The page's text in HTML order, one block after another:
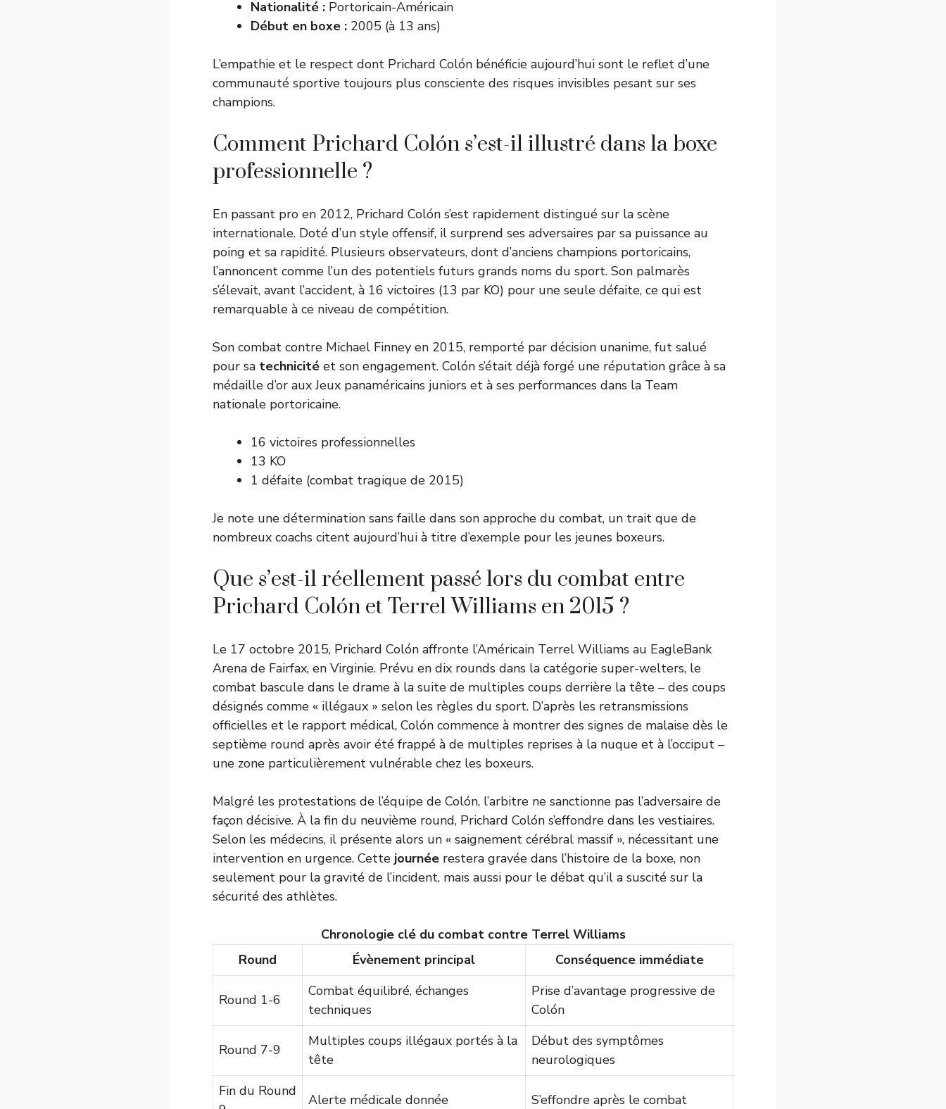
Nationalité : Portoricain-Américain
Début en boxe : 2005 (à 13 ans)
L’empathie et le respect dont Prichard Colón bénéficie aujourd’hui sont le reflet d’une
communauté sportive toujours plus consciente des risques invisibles pesant sur ses
champions.
Comment Prichard Colón s’est-il illustré dans la boxe
professionnelle ?
En passant pro en 2012, Prichard Colón s’est rapidement distingué sur la scène
internationale. Doté d’un style offensif, il surprend ses adversaires par sa puissance au
poing et sa rapidité. Plusieurs observateurs, dont d’anciens champions portoricains,
l’annoncent comme l’un des potentiels futurs grands noms du sport. Son palmarès
s’élevait, avant l’accident, à 16 victoires (13 par KO) pour une seule défaite, ce qui est
remarquable à ce niveau de compétition.
Son combat contre Michael Finney en 2015, remporté par décision unanime, fut salué
pour sa technicité et son engagement. Colón s’était déjà forgé une réputation grâce à sa
médaille d’or aux Jeux panaméricains juniors et à ses performances dans la Team
nationale portoricaine.
16 victoires professionnelles
13 KO
1 défaite (combat tragique de 2015)
Je note une détermination sans faille dans son approche du combat, un trait que de
nombreux coachs citent aujourd’hui à titre d’exemple pour les jeunes boxeurs.
Que s’est-il réellement passé lors du combat entre
Prichard Colón et Terrel Williams en 2015 ?
Le 17 octobre 2015, Prichard Colón affronte l’Américain Terrel Williams au EagleBank
Arena de Fairfax, en Virginie. Prévu en dix rounds dans la catégorie super-welters, le
combat bascule dans le drame à la suite de multiples coups derrière la tête – des coups
désignés comme « illégaux » selon les règles du sport. D’après les retransmissions
officielles et le rapport médical, Colón commence à montrer des signes de malaise dès le
septième round après avoir été frappé à de multiples reprises à la nuque et à l’occiput –
une zone particulièrement vulnérable chez les boxeurs.
Malgré les protestations de l’équipe de Colón, l’arbitre ne sanctionne pas l’adversaire de
façon décisive. À la fin du neuvième round, Prichard Colón s’effondre dans les vestiaires.
Selon les médecins, il présente alors un « saignement cérébral massif », nécessitant une
intervention en urgence. Cette journée restera gravée dans l’histoire de la boxe, non
seulement pour la gravité de l’incident, mais aussi pour le débat qu’il a suscité sur la
sécurité des athlètes.
Chronologie clé du combat contre Terrel Williams
Round
Évènement principal Conséquence immédiate
Round 1-6
Combat équilibré, échanges
techniques
Prise d’avantage progressive de
Colón
Round 7-9
Multiples coups illégaux portés à la
tête
Début des symptômes
neurologiques
Fin du Round
Alerte médicale donnée S’effondre après le combat